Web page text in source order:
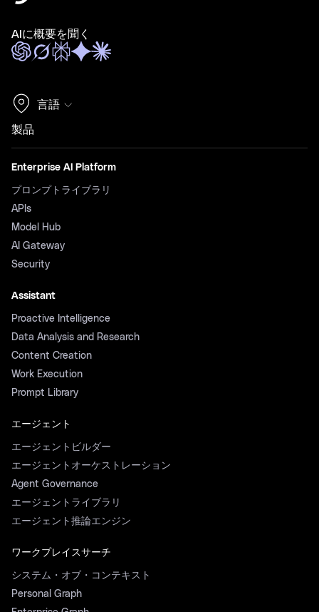
AIに概要を聞く
言語
製品
Enterprise AI Platform
プロンプトライブラリ
APIs
Model Hub
AI Gateway
Security
Assistant
Proactive Intelligence
Data Analysis and Research
Content Creation
Work Execution
Prompt Library
エージェント
エージェントビルダー
エージェントオーケストレーション
Agent Governance
エージェントライブラリ
エージェント推論エンジン
ワークプレイスサーチ
システム・オブ・コンテキスト
Personal Graph